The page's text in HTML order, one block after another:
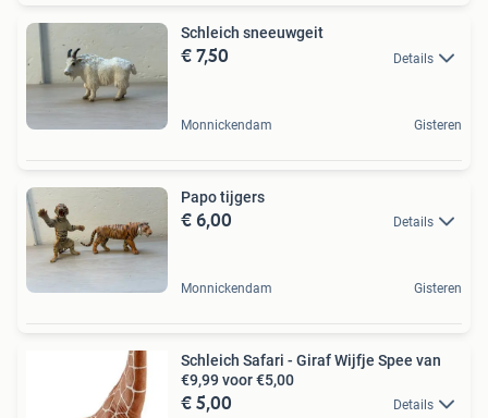
Schleich sneeuwgeit
€ 7,50 Details
Monnickendam Gisteren
Papo tijgers
€ 6,00 Details
Monnickendam Gisteren
Schleich Safari - Giraf Wijfje Spee van
€9,99 voor €5,00
€ 5,00 Details